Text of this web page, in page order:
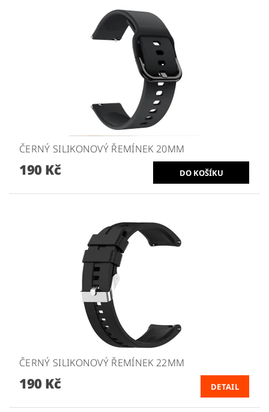
ČERNÝ SILIKONOVÝ ŘEMÍNEK 20MM
190 Kč
ČERNÝ SILIKONOVÝ ŘEMÍNEK 22MM
190 Kč DETAIL